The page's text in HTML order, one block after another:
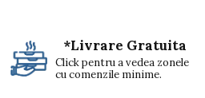
*Livrare Gratuita
Click pentru a vedea zonele
cu comenzile minime.